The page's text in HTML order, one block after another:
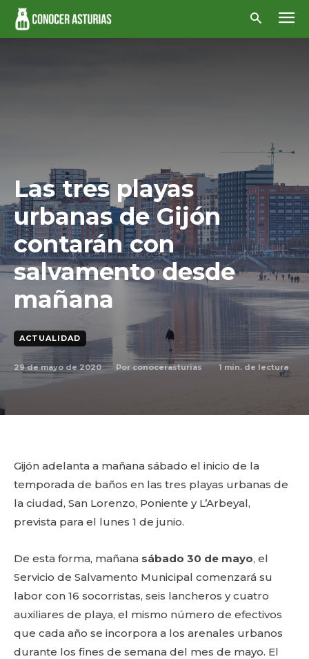
Las tres playas
urbanas de Gijón
contarán con
salvamento desde
mañana
ACTUALIDAD
29 de mayo de 2020 Por conocerasturias 1 min. de lectura
Gijón adelanta a mañana sábado el inicio de la
temporada de baños en las tres playas urbanas de
la ciudad, San Lorenzo, Poniente y L’Arbeyal,
prevista para el lunes 1 de junio.
De esta forma, mañana sábado 30 de mayo, el
Servicio de Salvamento Municipal comenzará su
labor con 16 socorristas, seis lancheros y cuatro
auxiliares de playa, el mismo número de efectivos
que cada año se incorpora a los arenales urbanos
durante los fines de semana del mes de mayo. El